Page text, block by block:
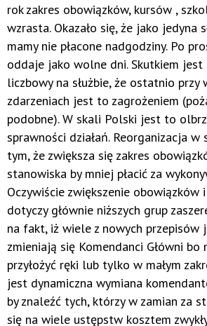
rok zakres obowiązków, kursów ,
wzrasta. Okazało się, że jako jedyna
mamy nie płacone nadgodziny. Po
oddaje jako wolne dni. Skutkiem jest
liczbowy na służbie, że ostatnio przy
zdarzeniach jest to zagrożeniem
podobne). W skali Polski jest to
sprawności działań. Reorganizacja
tym, że zwiększa się zakres
stanowiska by mniej płacić za
Oczywiście zwiększenie obowiązków
dotyczy głównie niższych grup
na fakt, iż wiele z nowych przepisów
zmieniają się Komendanci Główni
przyłożyć ręki lub tylko w małym
jest dynamiczna wymiana
by znaleźć tych, którzy w zamian za
się na wiele ustępstw kosztem